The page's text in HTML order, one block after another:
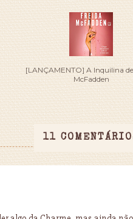
[LANÇAMENTO] A Inquilina
McFadden
11